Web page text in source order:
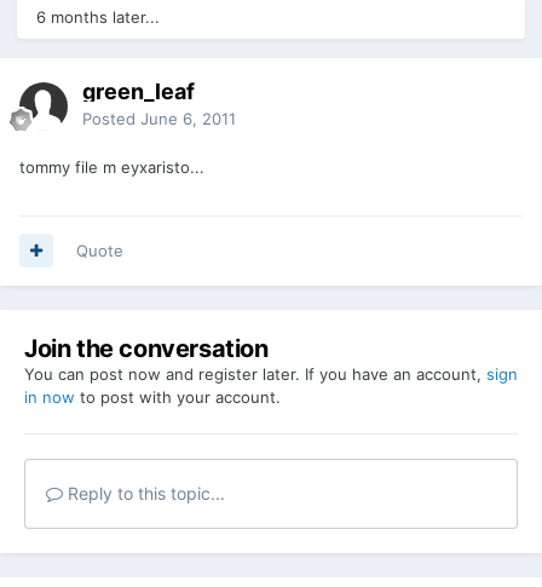
6 months later...
green_leaf
Posted June 6, 2011
tommy file m eyxaristo...
Quote
Join the conversation
You can post now and register later. If you have an account, sign
in now to post with your account.
Reply to this topic...